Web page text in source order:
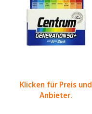
Klicken für Preis und
Anbieter.